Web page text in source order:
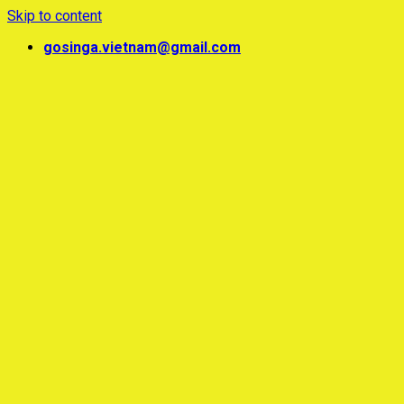
Skip to content
gosinga.vietnam@gmail.com